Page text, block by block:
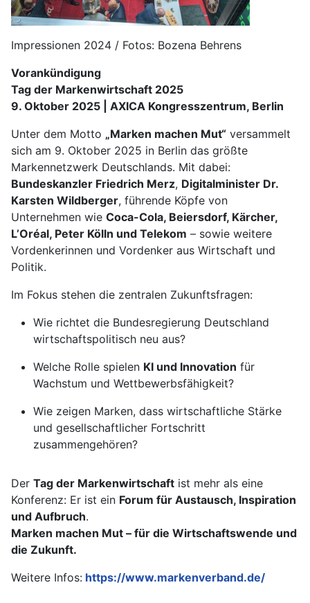
Impressionen 2024 / Fotos: Bozena Behrens
Vorankündigung
Tag der Markenwirtschaft 2025
9. Oktober 2025 | AXICA Kongresszentrum, Berlin
Unter dem Motto „Marken machen Mut“ versammelt
sich am 9. Oktober 2025 in Berlin das größte
Markennetzwerk Deutschlands. Mit dabei:
Bundeskanzler Friedrich Merz, Digitalminister Dr.
Karsten Wildberger, führende Köpfe von
Unternehmen wie Coca-Cola, Beiersdorf, Kärcher,
L’Oréal, Peter Kölln und Telekom – sowie weitere
Vordenkerinnen und Vordenker aus Wirtschaft und
Politik.
Im Fokus stehen die zentralen Zukunftsfragen:
Wie richtet die Bundesregierung Deutschland
wirtschaftspolitisch neu aus?
Welche Rolle spielen KI und Innovation für
Wachstum und Wettbewerbsfähigkeit?
Wie zeigen Marken, dass wirtschaftliche Stärke
und gesellschaftlicher Fortschritt
zusammengehören?
Der Tag der Markenwirtschaft ist mehr als eine
Konferenz: Er ist ein Forum für Austausch, Inspiration
und Aufbruch.
Marken machen Mut – für die Wirtschaftswende und
die Zukunft.
Weitere Infos: https://www.markenverband.de/